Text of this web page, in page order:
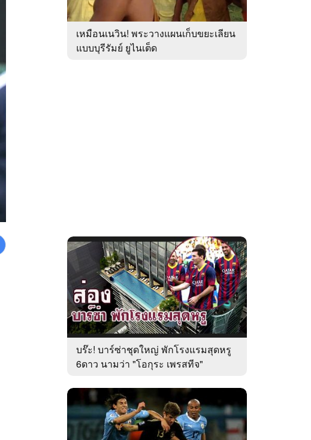
เหมือนเนวิน! พระวางแผนเก็บขยะเลียน
แบบบุรีรัมย์ ยูไนเต็ด
บร๊ะ! บาร์ซ่าชุดใหญ่ พักโรงแรมสุดหรู
6ดาว นามว่า "โอกุระ เพรสทีจ"